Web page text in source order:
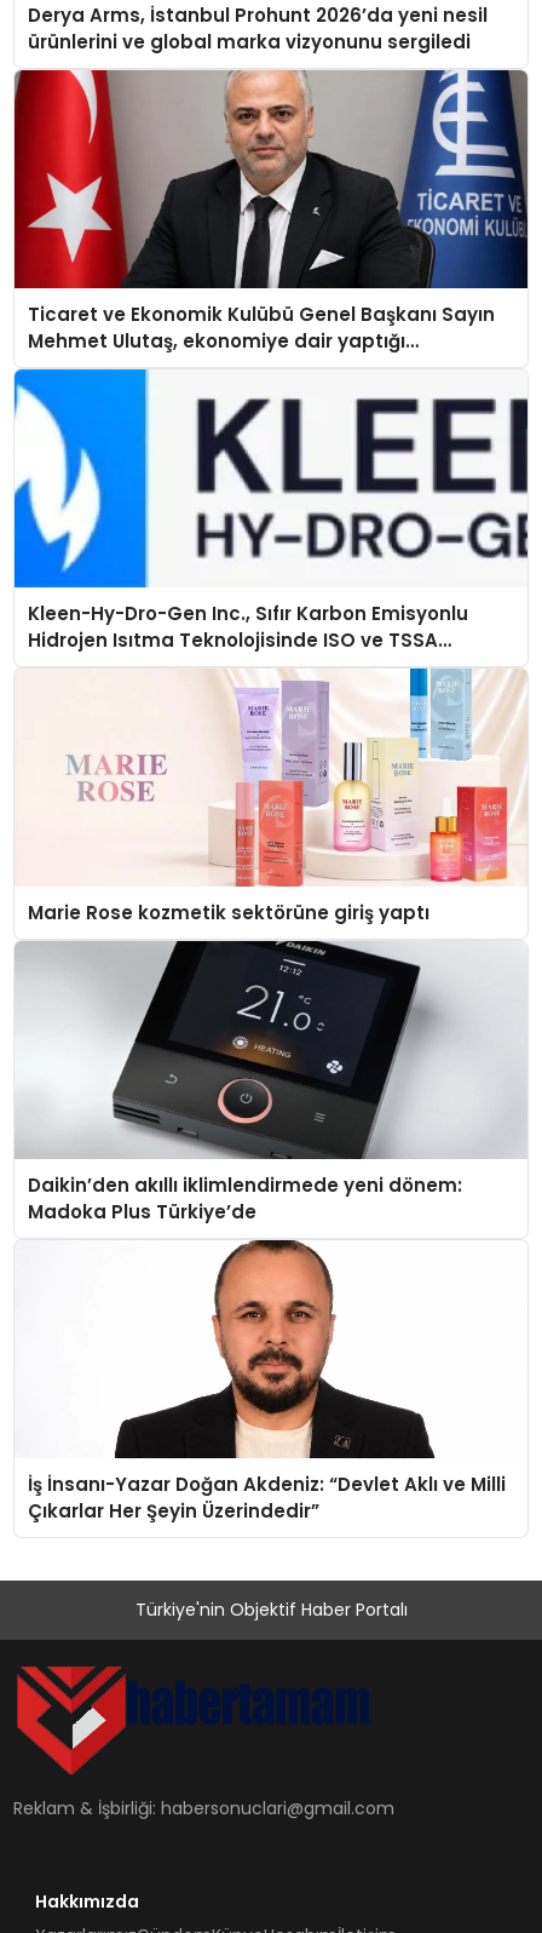
Derya Arms, İstanbul Prohunt 2026’da yeni nesil
ürünlerini ve global marka vizyonunu sergiledi
Ticaret ve Ekonomik Kulübü Genel Başkanı Sayın
Mehmet Ulutaş, ekonomiye dair yaptığı
açıklamada şunları kaydetti:
Kleen-Hy-Dro-Gen Inc., Sıfır Karbon Emisyonlu
Hidrojen Isıtma Teknolojisinde ISO ve TSSA
Düzenleyici Onaylarını Aldı
Marie Rose kozmetik sektörüne giriş yaptı
Daikin’den akıllı iklimlendirmede yeni dönem:
Madoka Plus Türkiye’de
İş İnsanı-Yazar Doğan Akdeniz: “Devlet Aklı ve Milli
Çıkarlar Her Şeyin Üzerindedir”
Türkiye'nin Objektif Haber Portalı
Reklam & İşbirliği:habersonuclari@gmail.com
Hakkımızda